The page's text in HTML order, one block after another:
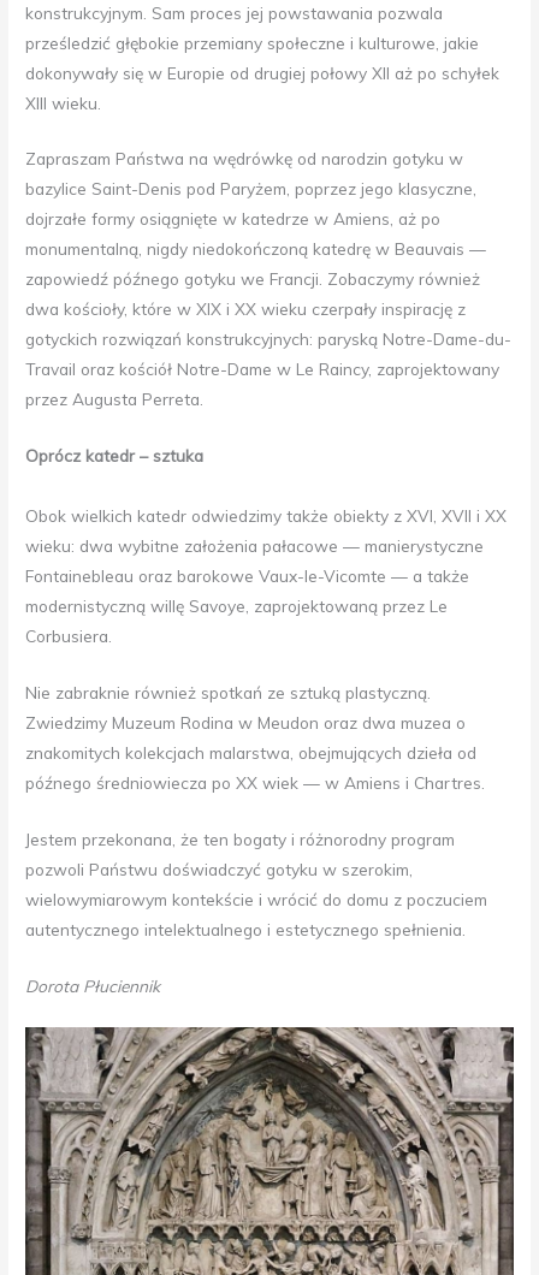
konstrukcyjnym. Sam proces jej powstawania pozwala
prześledzić głębokie przemiany społeczne i kulturowe, jakie
dokonywały się w Europie od drugiej połowy XII aż po schyłek
XIII wieku.
Zapraszam Państwa na wędrówkę od narodzin gotyku w
bazylice Saint-Denis pod Paryżem, poprzez jego klasyczne,
dojrzałe formy osiągnięte w katedrze w Amiens, aż po
monumentalną, nigdy niedokończoną katedrę w Beauvais —
zapowiedź późnego gotyku we Francji. Zobaczymy również
dwa kościoły, które w XIX i XX wieku czerpały inspirację z
gotyckich rozwiązań konstrukcyjnych: paryską Notre-Dame-du-
Travail oraz kościół Notre-Dame w Le Raincy, zaprojektowany
przez Augusta Perreta.
Oprócz katedr – sztuka
Obok wielkich katedr odwiedzimy także obiekty z XVI, XVII i XX
wieku: dwa wybitne założenia pałacowe — manierystyczne
Fontainebleau oraz barokowe Vaux-le-Vicomte — a także
modernistyczną willę Savoye, zaprojektowaną przez Le
Corbusiera.
Nie zabraknie również spotkań ze sztuką plastyczną.
Zwiedzimy Muzeum Rodina w Meudon oraz dwa muzea o
znakomitych kolekcjach malarstwa, obejmujących dzieła od
późnego średniowiecza po XX wiek — w Amiens i Chartres.
Jestem przekonana, że ten bogaty i różnorodny program
pozwoli Państwu doświadczyć gotyku w szerokim,
wielowymiarowym kontekście i wrócić do domu z poczuciem
autentycznego intelektualnego i estetycznego spełnienia.
Dorota Płuciennik